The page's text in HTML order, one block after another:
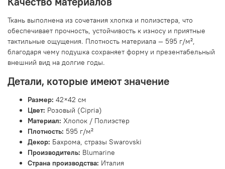
Ткань выполнена из сочетания хлопка и полиэстера, что
обеспечивает прочность, устойчивость к износу и приятные
тактильные ощущения. Плотность материала — 595 г/м²,
благодаря чему подушка сохраняет форму и презентабельный
внешний вид на долгие годы.
Детали, которые имеют значение
Размер: 42×42 см
Цвет: Розовый (Cipria)
Материал: Хлопок / Полиэстер
Плотность: 595 г/м²
Декор: Бахрома, стразы Swarovski
Производитель: Blumarine
Страна производства: Италия